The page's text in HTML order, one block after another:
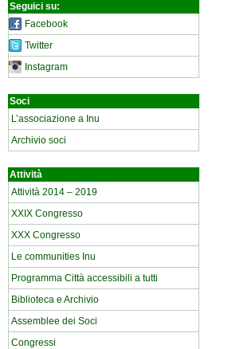
Seguici su:
Facebook
Twitter
Instagram
Soci
L’associazione a Inu
Archivio soci
Attività
Attività 2014 – 2019
XXIX Congresso
XXX Congresso
Le communities Inu
Programma Città accessibili a tutti
Biblioteca e Archivio
Assemblee dei Soci
Congressi